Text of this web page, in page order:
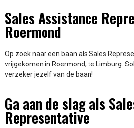
Sales Assistance
Roermond
Op zoek naar een baan als Sales
vrijgekomen in Roermond, te Limburg.
verzeker jezelf van de baan!
Ga aan de slag als
Representative